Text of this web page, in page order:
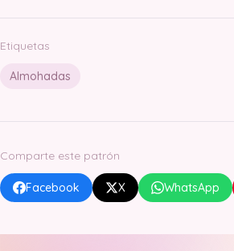
Etiquetas
Almohadas
Comparte este patrón
Facebook X WhatsApp